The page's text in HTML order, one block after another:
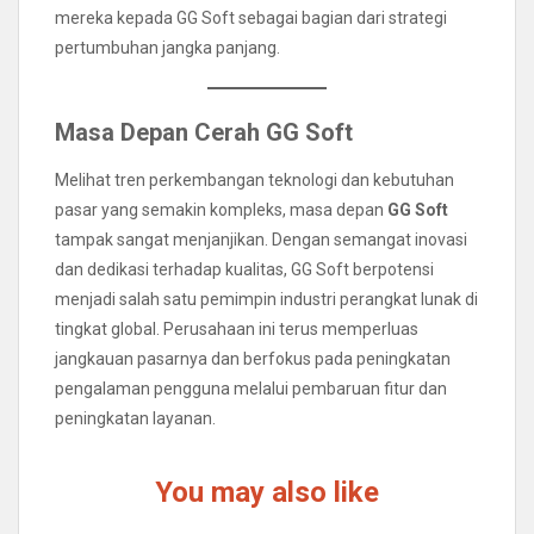
mereka kepada GG Soft sebagai bagian dari strategi
pertumbuhan jangka panjang.
Masa Depan Cerah GG Soft
Melihat tren perkembangan teknologi dan kebutuhan
pasar yang semakin kompleks, masa depan GG Soft
tampak sangat menjanjikan. Dengan semangat inovasi
dan dedikasi terhadap kualitas, GG Soft berpotensi
menjadi salah satu pemimpin industri perangkat lunak di
tingkat global. Perusahaan ini terus memperluas
jangkauan pasarnya dan berfokus pada peningkatan
pengalaman pengguna melalui pembaruan fitur dan
peningkatan layanan.
You may also like